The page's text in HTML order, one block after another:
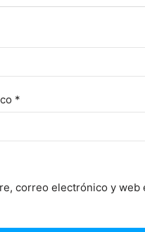
*
correo electrónico y